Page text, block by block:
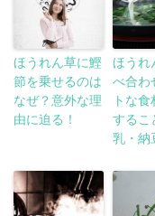
ほうれん草に鰹
節を乗せるのは
なぜ？意外な理
由に迫る！
ほうれ
べ合わ
トな
するこ
乳・納